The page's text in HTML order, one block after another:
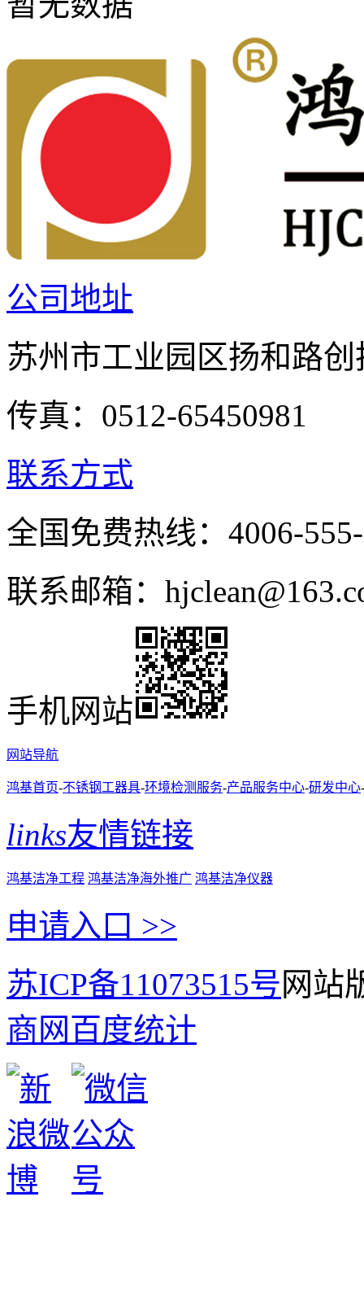
公司地址
苏州市工业园区扬和路
传真：0512-65450981
联系方式
全国免费热线：4006-
联系邮箱：
手机网站
网站导航
鸿基首页-不锈钢工器具-环境检测服务-产品服务中心-研发中心-
links友情链接
鸿基洁净工程 鸿基洁净海外推广 鸿基洁净仪器
申请入口 >>
苏ICP备11073515号网站
商网百度统计